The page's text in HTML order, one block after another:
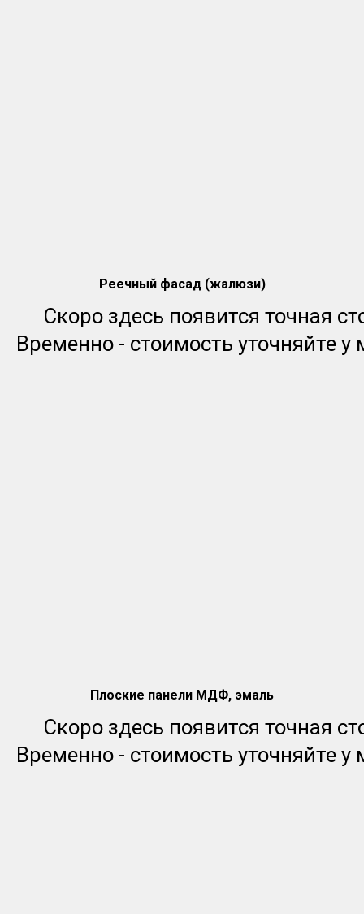
Реечный фасад (жалюзи)
Скоро здесь появится точная
Временно - стоимость уточняйте
Плоские панели МДФ, эмаль
Скоро здесь появится точная
Временно - стоимость уточняйте